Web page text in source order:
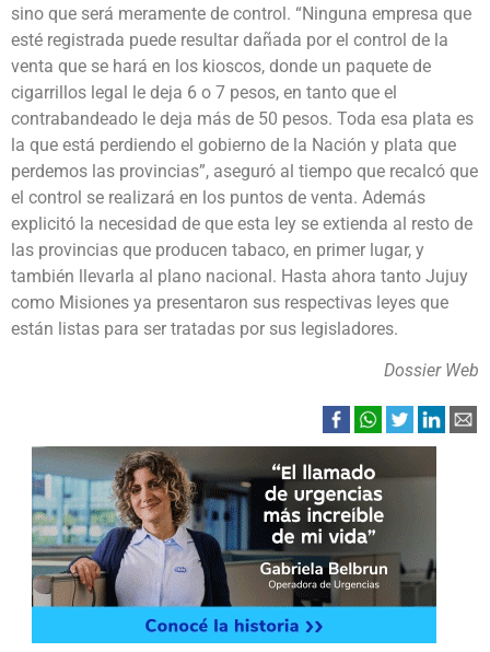
sino que será meramente de control. “Ninguna empresa que
esté registrada puede resultar dañada por el control de la
venta que se hará en los kioscos, donde un paquete de
cigarrillos legal le deja 6 o 7 pesos, en tanto que el
contrabandeado le deja más de 50 pesos. Toda esa plata es
la que está perdiendo el gobierno de la Nación y plata que
perdemos las provincias”, aseguró al tiempo que recalcó que
el control se realizará en los puntos de venta. Además
explicitó la necesidad de que esta ley se extienda al resto de
las provincias que producen tabaco, en primer lugar, y
también llevarla al plano nacional. Hasta ahora tanto Jujuy
como Misiones ya presentaron sus respectivas leyes que
están listas para ser tratadas por sus legisladores.
Dossier Web